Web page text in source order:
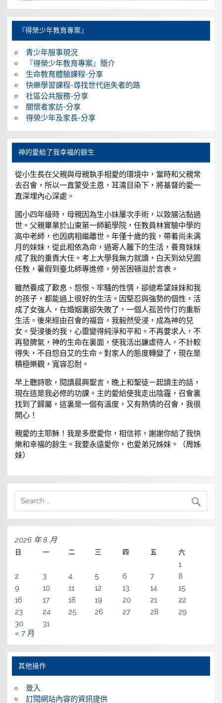
『得榮少年教育專案』
青少年服事現況
『得榮少年教育專案』簡介
生命教育體驗課程-分享
快樂學習課程-尋找世代迷失者的路
社區公共服務-分享
關懷者家訪-分享
得榮少年及家長-分享
神的愛給了我幸福的餘生
從小生長在父親與母親執手相愛的環境中，當時和父親常
去召會，所以一直蒙受主恩，耳濡目染下，將基督的愛一
直深埋內心深處。
國小四年級時，母親因為生小妹屢次手術，以致腸沾黏過
世。父親畢業於山東第一師範學院，任教員林實驗中學的
高中老師，也因病相繼離世。年僅十歲的我，帶着尚未满
月的妹妹，從此相依為命，過寄人籬下的生活，養育妹妹
成了我的重責大任。考上大學我無力就讀，白天到幼兒園
任教，暑假到臺北師專進修，勞苦困頓溢於言表。
雖然養成了歎息、怨恨、牢騷的性情，卻總希望妹妹和我
的孩子，都能過上很好的生活。因堅忍與強勢的個性，活
成了女強人，在婚姻裏卻失敗了，一個人孤苦伶仃的重新
生活。後來經由召會的福音，我毅然受浸，成為神的兒
女。受浸後的我，心靈變得純淨和平和。不再要求人，不
再發脾氣，神的生命在裏面，使我活出謙虛待人，不計較
得失，不自怨自艾的生命。對家人的態度轉變了，現在是
積極樂觀，寬容忍耐。
早上聽詩歌，閱讀晨興聖言，晚上和聖徒ㄧ起讀主的話，
現在這是我必修的功課。主的愛給使我走出陰霾，召會裏
找到了歸屬，這裏是一個有溫度，又有熱情的召會，我很
開心！
親愛的主耶穌！我是多麽愛你，相信祢，謝謝你給了我快
樂和幸福的餘生。我要永遠愛你，也愛弟兄姊妹。（周姊
妹）
2026 年 8 月
日 一 二 三 四 五 六
1
2
3 4 5 6 7
8
9
10 11 12 13 14
15
16
17 18 19 20 21
22
23
24 25 26 27 28
29
30
31
« 7 月
其他操作
登入
訂閱網站內容的資訊提供